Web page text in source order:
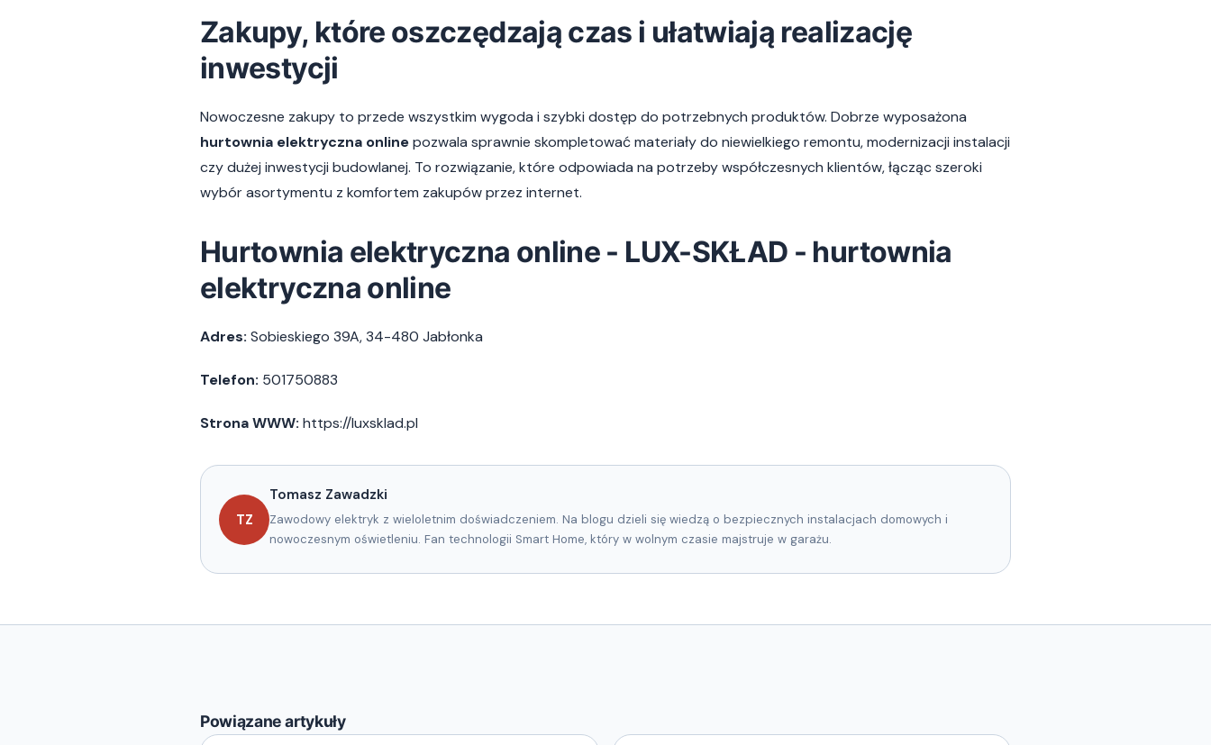
Zakupy, które oszczędzają czas i ułatwiają realizację
inwestycji
Nowoczesne zakupy to przede wszystkim wygoda i szybki dostęp do potrzebnych produktów. Dobrze wyposażona
hurtownia elektryczna onlinepozwala sprawnie skompletować materiały do niewielkiego remontu, modernizacji instalacji
czy dużej inwestycji budowlanej. To rozwiązanie, które odpowiada na potrzeby współczesnych klientów, łącząc szeroki
wybór asortymentu z komfortem zakupów przez internet.
Hurtownia elektryczna online - LUX-SKŁAD - hurtownia
elektryczna online
Adres: Sobieskiego 39A, 34-480 Jabłonka
Telefon: 501750883
Strona WWW: https://luxsklad.pl
TZ
Tomasz Zawadzki
Zawodowy elektryk z wieloletnim doświadczeniem. Na blogu dzieli się wiedzą o bezpiecznych instalacjach domowych i
nowoczesnym oświetleniu. Fan technologii Smart Home, który w wolnym czasie majstruje w garażu.
Powiązane artykuły